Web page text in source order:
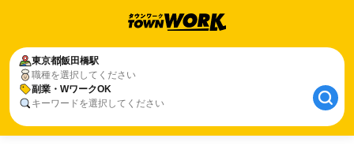
東京都飯田橋駅
職種を選択してください
副業・WワークOK
キーワードを選択してください